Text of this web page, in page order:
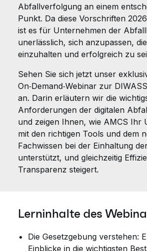
Abfallverfolgung an einem
Punkt. Da diese Vorschriften
ist es für Unternehmen der
unerlässlich, sich anzupassen,
einzuhalten und erfolgreich zu
Sehen Sie sich jetzt unser
On‑Demand‑Webinar zur
an. Darin erläutern wir die
Anforderungen der digitalen
und zeigen Ihnen, wie AMCS Ihr
mit den richtigen Tools und dem
Fachwissen bei der Einhaltung
unterstützt, und gleichzeitig
Transparenz steigert.
Lerninhalte des
Die Gesetzgebung verstehen:
Einblicke in die wichtigsten